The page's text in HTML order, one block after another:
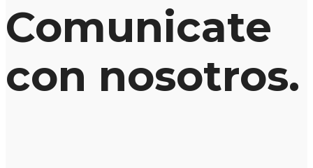
Comunicate
con nosotros.